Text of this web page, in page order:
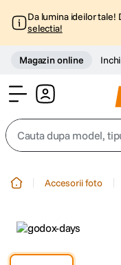
Da lumina ideilor
selectia!
Magazin online
Cauta dupa model, tipul
Accesorii foto